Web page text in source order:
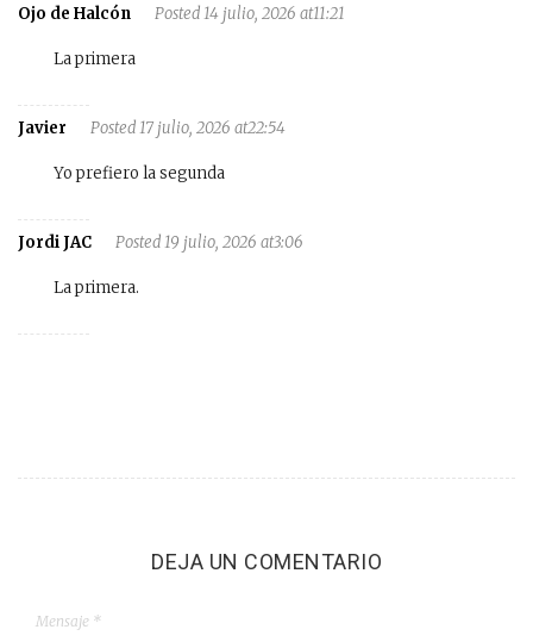
Ojo de Halcón Posted 14 julio, 2026 at11:21
La primera
Javier Posted 17 julio, 2026 at22:54
Yo prefiero la segunda
Jordi JAC Posted 19 julio, 2026 at3:06
La primera.
DEJA UN COMENTARIO